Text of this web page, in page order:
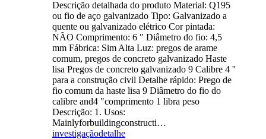
Descrição detalhada do produto Material: Q195
ou fio de aço galvanizado Tipo: Galvanizado a
quente ou galvanizado elétrico Cor pintada:
NÃO Comprimento: 6 ″ Diâmetro do fio: 4,5
mm Fábrica: Sim Alta Luz: pregos de arame
comum, pregos de concreto galvanizado Haste
lisa Pregos de concreto galvanizado 9 Calibre 4 ''
para a construção civil Detalhe rápido: Prego de
fio comum da haste lisa 9 Diâmetro do fio do
calibre and4 "comprimento 1 libra peso
Descrição: 1. Usos:
Mainlyforbuildingconstructi…
investigaçãodetalhe